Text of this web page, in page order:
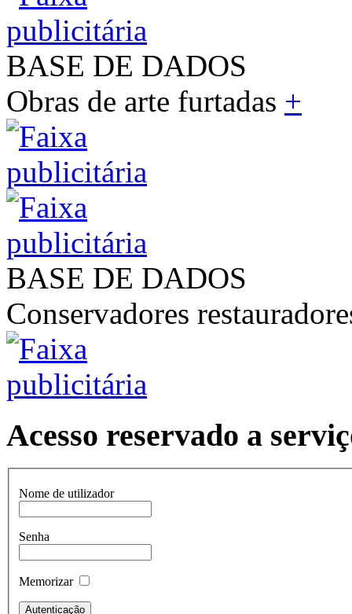
BASE DE DADOS
Obras de arte furtadas +
BASE DE DADOS
Conservadores
Acesso reservado a
Nome de utilizador
Senha
Memorizar